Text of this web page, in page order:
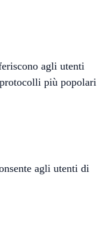
agli utenti
più popolari
agli utenti di